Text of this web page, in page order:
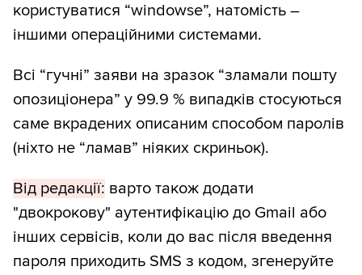
користуватися “windowse”, натомість –
іншими операційними системами.
Всі “гучні” заяви на зразок “зламали пошту
опозиціонера” у 99.9 % випадків стосуються
саме вкрадених описаним способом паролів
(ніхто не “ламав” ніяких скриньок).
Від редакції: варто також додати
"двокрокову" аутентифікацію до Gmail або
інших сервісів, коли до вас після введення
пароля приходить SMS з кодом, згенеруйте